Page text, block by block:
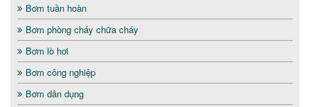
Bơm tuần hoàn
Bơm phòng cháy chữa cháy
Bơm lò hơi
Bơm công nghiệp
Bơm dân dụng